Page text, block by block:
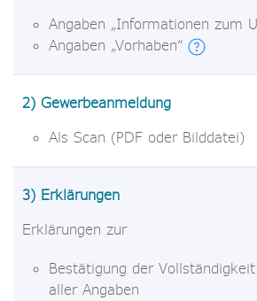
Angaben „Informationen zum
Angaben „Vorhaben“
2) Gewerbeanmeldung
Als Scan (PDF oder Bilddatei)
3) Erklärungen
Erklärungen zur
Bestätigung der
aller Angaben